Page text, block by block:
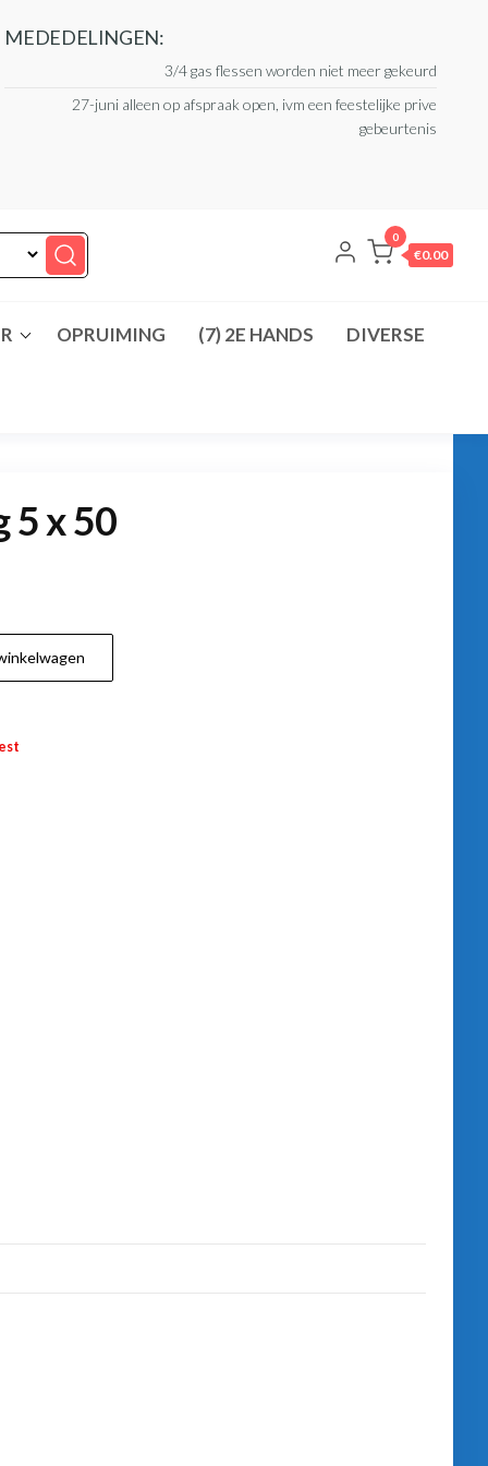
MEDEDELINGEN:
3/4 gas flessen worden niet meer gekeurd
27-juni alleen op afspraak open, ivm een feestelijke prive
gebeurtenis
0
€0.00
OPRUIMING (7) 2E HANDS DIVERSE
5 x 50